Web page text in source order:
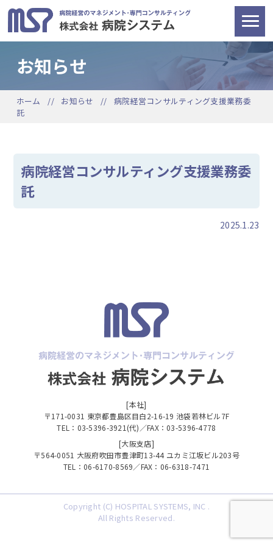
お知らせ
ホーム お知らせ
病院経営コンサルティング支援業務委
託
病院経営コンサルティング支援業務委
託
2025.1.23
[本社]
〒171-0031 東京都豊島区目白2-16-19 池袋若林ビル7F
TEL：03-5396-3921(代)／FAX：03-5396-4778
[大阪支店]
〒564-0051 大阪府吹田市豊津町13-44 ユカミ江坂ビル203号
TEL：06-6170-8569／FAX：06-6318-7471
Copyright (C) HOSPITAL SYSTEMS, INC .
All Rights Reserved.